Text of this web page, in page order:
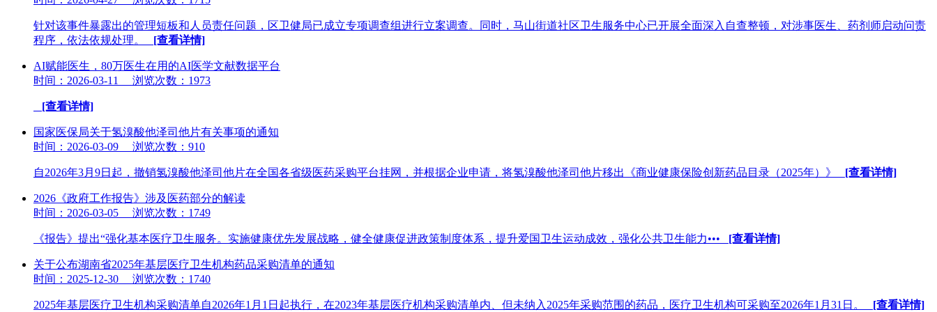
针对该事件暴露出的管理短板和人员责任问题，区卫健局已成立专项调查组进行立案调查。同时，马山街道社区卫生服务中心已开展全面深入自查整顿，对涉事医生、药剂师启动问责
程序，依法依规处理。 [查看详情]
AI赋能医生，80万医生在用的AI医学文献数据平台
时间：2026-03-11 浏览次数：1973
[查看详情]
国家医保局关于氢溴酸他泽司他片有关事项的通知
时间：2026-03-09 浏览次数：910
自2026年3月9日起，撤销氢溴酸他泽司他片在全国各省级医药采购平台挂网，并根据企业申请，将氢溴酸他泽司他片移出《商业健康保险创新药品目录（2025年）》 [查看详情]
2026《政府工作报告》涉及医药部分的解读
时间：2026-03-05 浏览次数：1749
《报告》提出“强化基本医疗卫生服务。实施健康优先发展战略，健全健康促进政策制度体系，提升爱国卫生运动成效，强化公共卫生能力••• [查看详情]
关于公布湖南省2025年基层医疗卫生机构药品采购清单的通知
时间：2025-12-30 浏览次数：1740
2025年基层医疗卫生机构采购清单自2026年1月1日起执行，在2023年基层医疗机构采购清单内、但未纳入2025年采购范围的药品，医疗卫生机构可采购至2026年1月31日。 [查看详情]